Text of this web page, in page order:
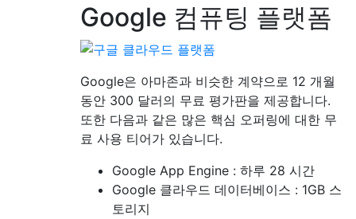
Google 컴퓨팅 플랫폼
Google은 아마존과 비슷한 계약으로 12 개월
동안 300 달러의 무료 평가판을 제공합니다.
또한 다음과 같은 많은 핵심 오퍼링에 대한 무
료 사용 티어가 있습니다.
Google App Engine : 하루 28 시간
Google 클라우드 데이터베이스 : 1GB 스
토리지